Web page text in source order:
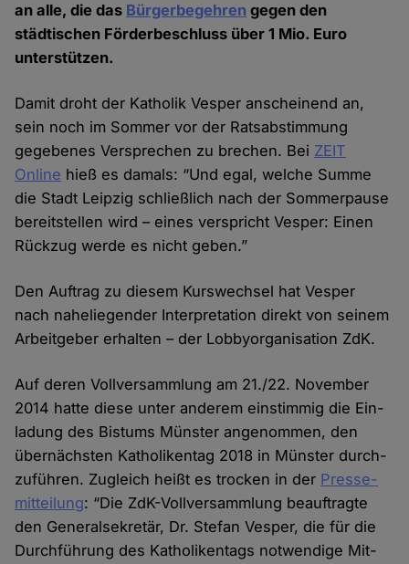
an alle, die das Bürgerbegehren gegen den
städtischen Förder­beschluss über 1 Mio. Euro
unter­stützen.
Damit droht der Katholik Vesper anscheinend an,
sein noch im Sommer vor der Rats­abstimmung
gegebenes Ver­sprechen zu brechen. Bei ZEIT
Online hieß es damals: “Und egal, welche Summe
die Stadt Leipzig schließlich nach der Sommer­pause
bereit­stellen wird – eines verspricht Vesper: Einen
Rück­zug werde es nicht geben.”
Den Auftrag zu diesem Kurs­wechsel hat Vesper
nach nahe­liegender Inter­pretation direkt von seinem
Arbeit­geber erhalten – der Lobby­organisation ZdK.
Auf deren Voll­versammlung am 21./22. November
2014 hatte diese unter anderem ein­stimmig die Ein­
ladung des Bistums Münster ange­nommen, den
übernächsten Katholiken­tag 2018 in Münster durch­
zuführen. Zugleich heißt es trocken in der Presse­
mitteilung: “Die ZdK-Voll­versammlung beauf­tragte
den General­sekretär, Dr. Stefan Vesper, die für die
Durch­führung des Katho­liken­tags notwendige Mit­